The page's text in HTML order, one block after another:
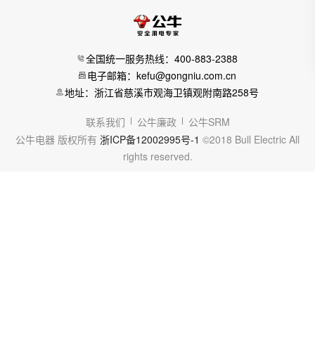
全国统一服务热线：400-883-2388
电子邮箱：kefu@gongniu.com.cn
地址：浙江省慈溪市观海卫镇观附南路258号
联系我们 公牛廉政
公牛SRM
公牛电器 版权所有 浙ICP备12002995号-1 ©2018 Bull Electric All
rights reserved.